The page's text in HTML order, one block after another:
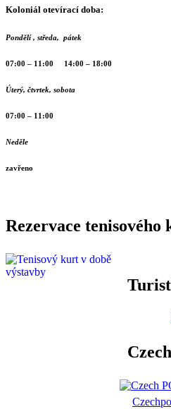
Koloniál otevírací doba:
Pondělí , středa, pátek
07:00 – 11:00 14:00 – 18:00
Úterý, čtvrtek, sobota
07:00 – 11:00
Neděle
zavřeno
Rezervace tenisového